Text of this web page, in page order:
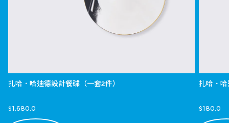
扎哈．哈迪德設計餐碟（一套2件）
$1,680.0
扎哈．
$180.0